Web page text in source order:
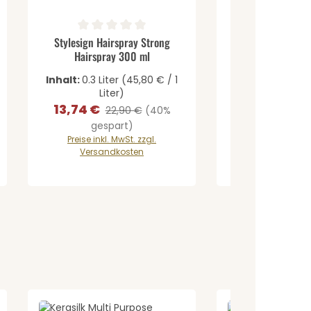
Schaltflächen um die Anzahl zu
Produkt Anzahl: Gib den
Durchschnittliche Bewertung von 0 von 5 Sternen
Stylesign Hairspray Strong
Hairspray 300 ml
Inhalt:0.3 Liter (45,80 € / 1
Liter)
Verkaufspreis:
13,74 € Regulärer Preis:
22,90 € (40%
gespart)
Preise inkl. MwSt. zzgl.
Versandkosten